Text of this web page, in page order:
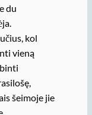
du
kol
vieną
šeimoje jie